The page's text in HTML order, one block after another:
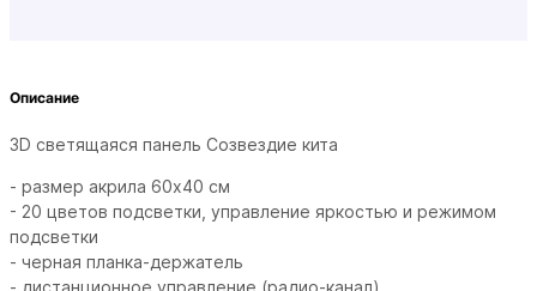
Описание
3D светящаяся панель Созвездие кита
- размер акрила 60х40 см
- 20 цветов подсветки, управление яркостью и режимом
подсветки
- черная планка-держатель
- дистанционное управление (радио-канал)